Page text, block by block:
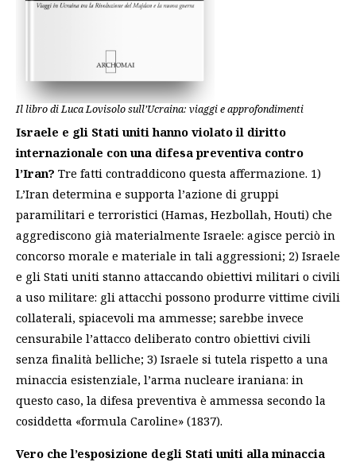
Il libro di Luca Lovisolo sull’Ucraina: viaggi e approfondimenti
Israele e gli Stati uniti hanno violato il diritto
internazionale con una difesa preventiva contro
l’Iran? Tre fatti contraddicono questa affermazione. 1)
L’Iran determina e supporta l’azione di gruppi
paramilitari e terroristici (Hamas, Hezbollah, Houti) che
aggrediscono già materialmente Israele: agisce perciò in
concorso morale e materiale in tali aggressioni; 2) Israele
e gli Stati uniti stanno attaccando obiettivi militari o civili
a uso militare: gli attacchi possono produrre vittime civili
collaterali, spiacevoli ma ammesse; sarebbe invece
censurabile l’attacco deliberato contro obiettivi civili
senza finalità belliche; 3) Israele si tutela rispetto a una
minaccia esistenziale, l’arma nucleare iraniana: in
questo caso, la difesa preventiva è ammessa secondo la
cosiddetta «formula Caroline» (1837).
Vero che l’esposizione degli Stati uniti alla minaccia